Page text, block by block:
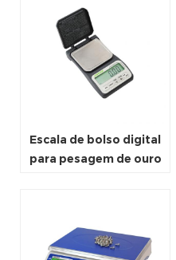
Escala de bolso digital
para pesagem de ouro